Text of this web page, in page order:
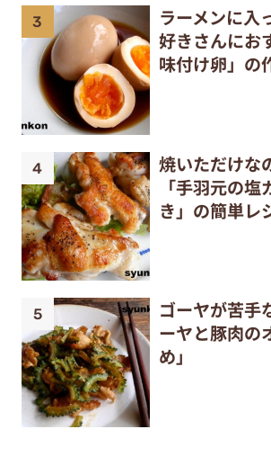
ラーメンに入
好きさんにお
味付け卵」の
焼いただけな
「手羽元の
き」の簡単レ
ゴーヤが苦
ーヤと豚肉の
め」